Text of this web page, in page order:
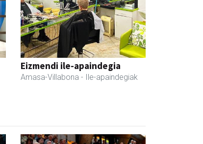
Eizmendi ile-apaindegia
Amasa-Villabona - Ile-apaindegiak